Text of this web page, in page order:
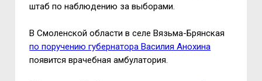
штаб по наблюдению за выборами.
В Смоленской области в селе Вязьма-Брянская
по поручению губернатора Василия Анохина
появится врачебная амбулатория.